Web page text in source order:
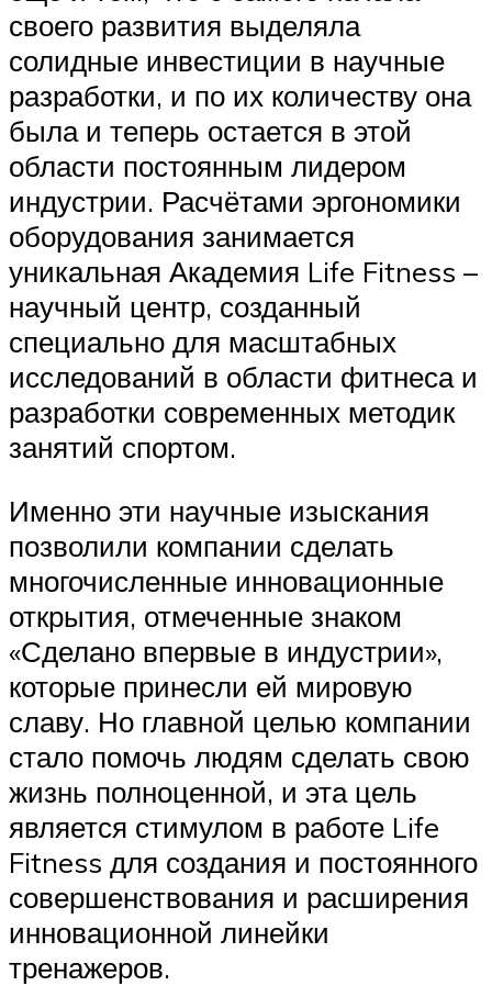
своего развития выделяла
солидные инвестиции в научные
разработки, и по их количеству она
была и теперь остается в этой
области постоянным лидером
индустрии. Расчётами эргономики
оборудования занимается
уникальная Академия Life Fitness –
научный центр, созданный
специально для масштабных
исследований в области фитнеса и
разработки современных методик
занятий спортом.
Именно эти научные изыскания
позволили компании сделать
многочисленные инновационные
открытия, отмеченные знаком
«Сделано впервые в индустрии»,
которые принесли ей мировую
славу. Но главной целью компании
стало помочь людям сделать свою
жизнь полноценной, и эта цель
является стимулом в работе Life
Fitness для создания и постоянного
совершенствования и расширения
инновационной линейки
тренажеров.